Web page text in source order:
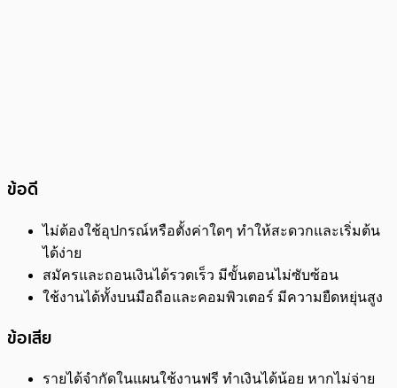
ข้อดี
ไม่ต้องใช้อุปกรณ์หรือตั้งค่าใดๆ ทำให้สะดวกและเริ่มต้น
ได้ง่าย
สมัครและถอนเงินได้รวดเร็ว มีขั้นตอนไม่ซับซ้อน
ใช้งานได้ทั้งบนมือถือและคอมพิวเตอร์ มีความยืดหยุ่นสูง
ข้อเสีย
รายได้จำกัดในแผนใช้งานฟรี ทำเงินได้น้อย หากไม่จ่าย